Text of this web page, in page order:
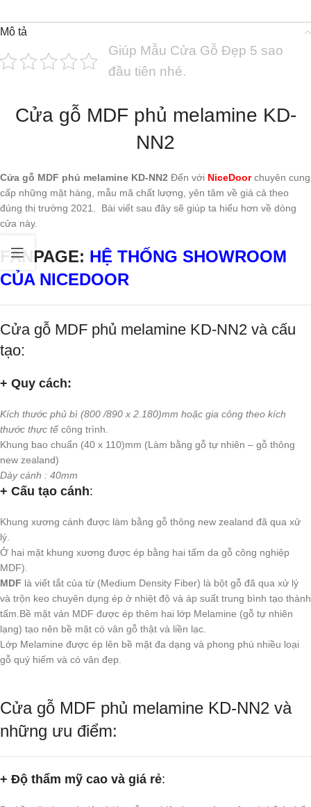
Mô tả
Giúp Mẫu Cửa Gỗ Đẹp 5 sao
đầu tiên nhé.
Cửa gỗ MDF phủ melamine KD-
NN2
Cửa gỗ MDF phủ melamine KD-NN2 Đến với NiceDoorchuyên cung
cấp những mặt hàng, mẫu mã chất lượng, yên tâm về giá cả theo
đúng thị trường 2021. Bài viết sau đây sẽ giúp ta hiểu hơn về dòng
cửa này.
FANPAGE: HỆ THỐNG SHOWROOM
CỦA NICEDOOR
Cửa gỗ MDF phủ melamine KD-NN2 và cấu
tạo:
+ Quy cách:
Kích thước phủ bì (800 /890 x 2.180)mm hoặc gia công theo kích
thước thực tếcông trình.
Khung bao chuẩn (40 x 110)mm (Làm bằng gỗ tự nhiên – gỗ thông
new zealand)
Dày cánh : 40mm
+ Cấu tạo cánh:
Khung xương cánh được làm bằng gỗ thông new zealand đã qua xử
lý.
Ở hai mặt khung xương được ép bằng hai tấm da gỗ công nghiệp
MDF).
MDF là viết tắt của từ (Medium Density Fiber) là bột gỗ đã qua xử lý
và trộn keo chuyên dụng ép ở nhiệt độ và áp suất trung bình tạo thành
tấm.Bề mặt ván MDF được ép thêm hai lớp Melamine (gỗ tự nhiên
lạng) tạo nên bề mặt có vân gỗ thật và liền lạc.
Lớp Melamine được ép lên bề mặt đa dạng và phong phú nhiều loại
gỗ quý hiếm và có vân đẹp.
Cửa gỗ MDF phủ melamine KD-NN2 và
những ưu điểm:
+ Độ thẩm mỹ cao và giá rẻ: